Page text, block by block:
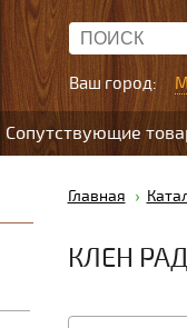
Ваш город:
Сопутствующие
Главная
КЛЕН